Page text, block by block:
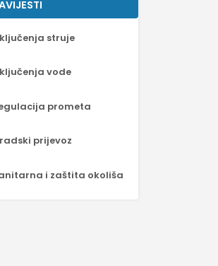
struje
vode
prometa
prijevoz
i zaštita okoliša